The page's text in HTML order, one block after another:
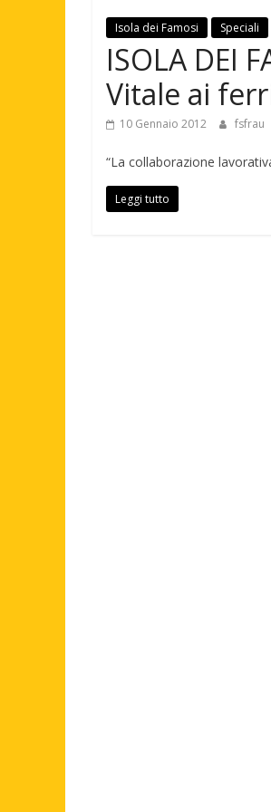
Isola dei Famosi Speciali
ISOLA DEI
Vitale ai
10 Gennaio 2012 fsfrau
“La collaborazione
Leggi tutto